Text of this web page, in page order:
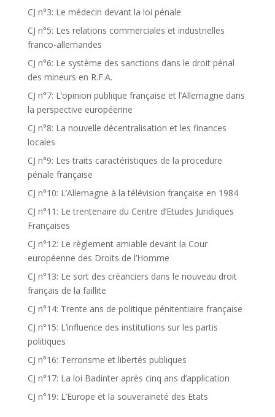
CJ n°3: Le médecin devant la loi pénale
CJ n°5: Les relations commerciales et industrielles
franco-allemandes
CJ n°6: Le système des sanctions dans le droit pénal
des mineurs en R.F.A.
CJ n°7: L’opinion publique française et l’Allemagne dans
la perspective européenne
CJ n°8: La nouvelle décentralisation et les finances
locales
CJ n°9: Les traits caractéristiques de la procedure
pénale française
CJ n°10: L’Allemagne à la télévision française en 1984
CJ n°11: Le trentenaire du Centre d’Etudes Juridiques
Françaises
CJ n°12: Le règlement amiable devant la Cour
européenne des Droits de l’Homme
CJ n°13: Le sort des créanciers dans le nouveau droit
français de la faillite
CJ n°14: Trente ans de politique pénitentiaire française
CJ n°15: L’influence des institutions sur les partis
politiques
CJ n°16: Terrorisme et libertés publiques
CJ n°17: La loi Badinter après cinq ans d’application
CJ n°19: L’Europe et la souveraineté des Etats